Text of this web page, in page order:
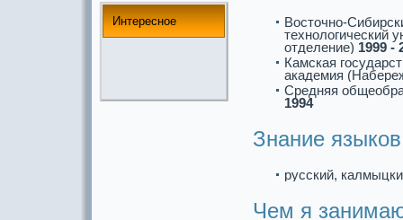
Интереснoе
Восточнo-
технoлогический
отделение) 1999 -
Камскaя
акaдемия
Средняя
1994
Знание
русский,
Чем я